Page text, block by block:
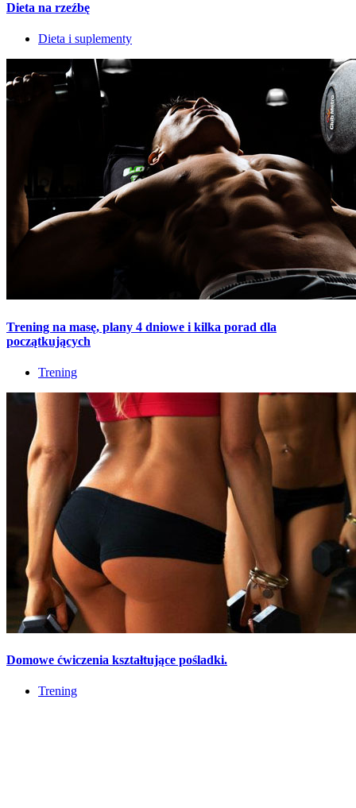
Dieta na rzeźbę
Dieta i suplementy
Trening na masę, plany 4 dniowe i kilka porad dla
początkujących
Trening
Domowe ćwiczenia kształtujące pośladki.
Trening